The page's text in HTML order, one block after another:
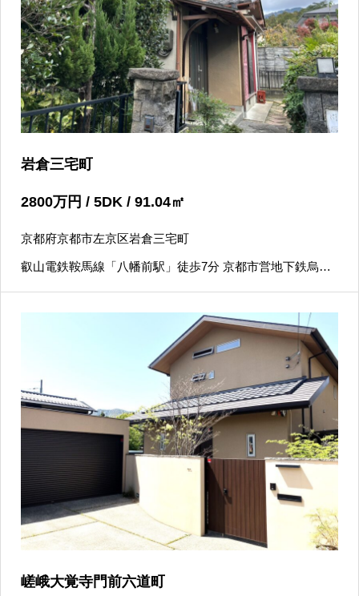
岩倉三宅町
2800万円 / 5DK / 91.04㎡
京都府京都市左京区岩倉三宅町
叡山電鉄鞍馬線「八幡前駅」徒歩7分 京都市営地下鉄烏丸
嵯峨大覚寺門前六道町